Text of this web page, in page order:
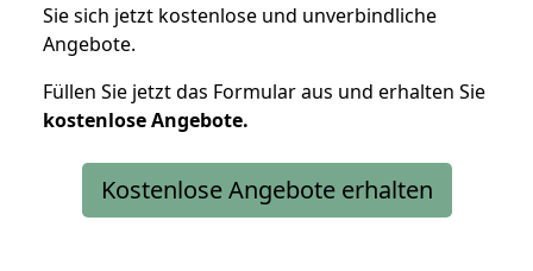
Sie sich jetzt kostenlose und unverbindliche
Angebote.
Füllen Sie jetzt das Formular aus und erhalten Sie
kostenloseAngebote.
Kostenlose Angebote erhalten